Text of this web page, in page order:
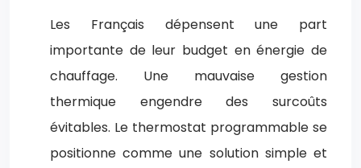
Les Français dépensent une part
importante de leur budget en énergie de
chauffage. Une mauvaise gestion
thermique engendre des surcoûts
évitables. Le thermostat programmable se
positionne comme une solution simple et